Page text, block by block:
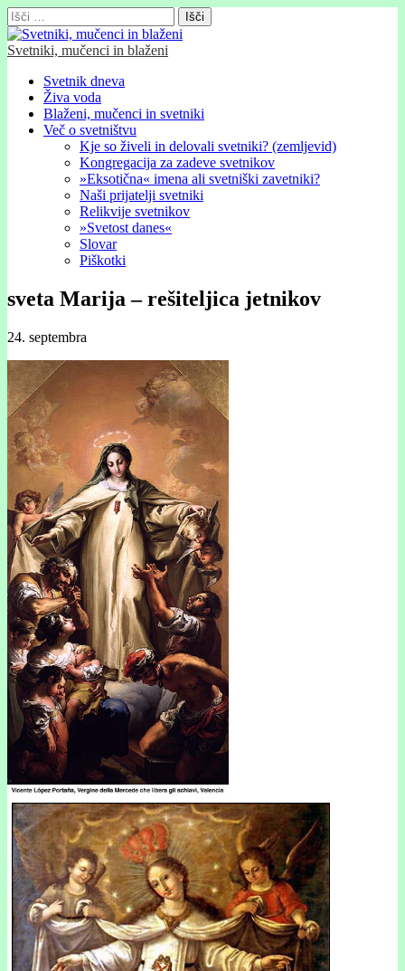
Išči:
Svetniki, mučenci in blaženi
Glavni
meni
Skip
content
Svetnik dneva
Živa voda
Blaženi, mučenci in svetniki
Več o svetništvu
Kje so živeli in delovali svetniki? (zemljevid)
Kongregacija za zadeve svetnikov
»Eksotična« imena ali svetniški zavetniki?
Naši prijatelji svetniki
Relikvije svetnikov
»Svetost danes«
Slovar
Piškotki
sveta Marija – rešiteljica jetnikov
24. septembra